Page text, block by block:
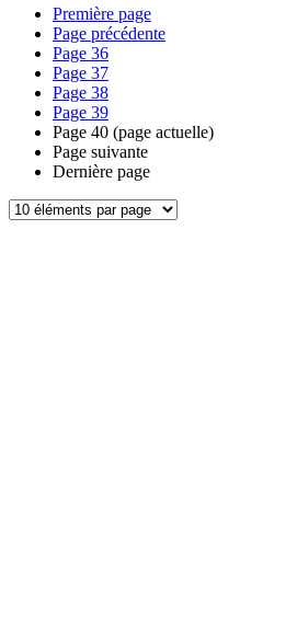
Première page
Page précédente
Page 36
Page 37
Page 38
Page 39
Page 40 (page actuelle)
Page suivante
Dernière page